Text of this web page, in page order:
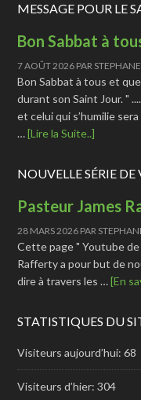
MESSAGE POUR LE
Bon Sabbat à
7 AOÛT 2026 PAR STEPHANE
Bon Sabbat à tous et
durant son Saint Jour. "
et celui qui s’humilie
…[Lire la Suite..]
NOUVELLE SÉRIE
Pasteur James
28 MARS 2026 PAR
Cette page " Youtube
Rafferty a pour but de
dire à travers les …[En
STATISTIQUES DU
Visiteurs aujourd’hui:68
Visiteurs d’hier:304